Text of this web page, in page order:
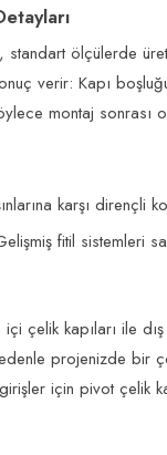
standart ölçülerde
verir: Kapı
montaj sonrası
karşı dirençli
fitil sistemleri
çelik kapıları ile
projenizde bir
için pivot çelik